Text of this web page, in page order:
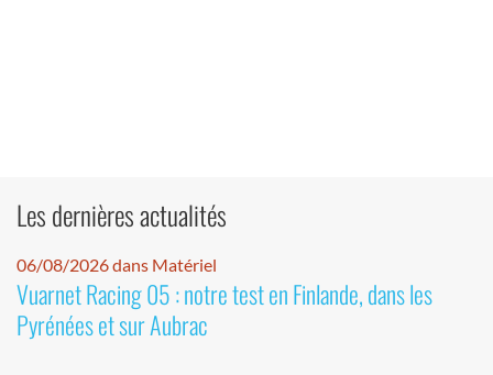
Les dernières actualités
06/08/2026 dans Matériel
Vuarnet Racing 05 : notre test en Finlande, dans les
Pyrénées et sur Aubrac